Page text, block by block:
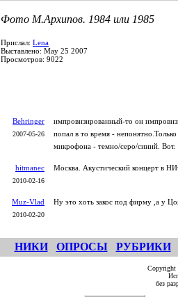
Фото М.Архипов. 1984 или 1985
Прислал: Lena
Выставлено: May 25 2007
Просмотров: 9022
Behringer
2007-05-26
импровизированный-то он
попал в то время -
микрофона - темно/серо/синий. Вот.
hitmanec
2010-02-16
Москва. Акустический концерт в
Muz-Vlad
2010-02-20
Ну это хоть закос под фирму ,а у
НИКИ ОПРОСЫ РУБРИКИ
без